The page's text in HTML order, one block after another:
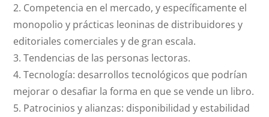
2. Competencia en el mercado, y específicamente el
monopolio y prácticas leoninas de distribuidores y
editoriales comerciales y de gran escala.
3. Tendencias de las personas lectoras.
4. Tecnología: desarrollos tecnológicos que podrían
mejorar o desafiar la forma en que se vende un libro.
5. Patrocinios y alianzas: disponibilidad y estabilidad